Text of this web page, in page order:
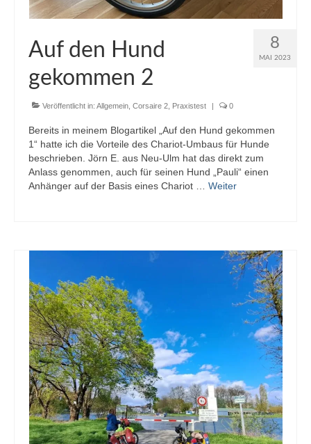
8
MAI 2023
Auf den Hund
gekommen 2
Veröffentlicht in: Allgemein Corsaire 2 Praxistest | 0
Bereits in meinem Blogartikel „Auf den Hund gekommen
1“ hatte ich die Vorteile des Chariot-Umbaus für Hunde
beschrieben. Jörn E. aus Neu-Ulm hat das direkt zum
Anlass genommen, auch für seinen Hund „Pauli“ einen
Anhänger auf der Basis eines Chariot … Weiter